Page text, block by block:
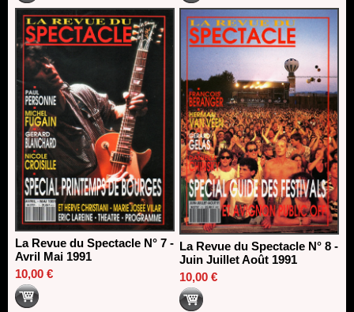
La Revue du Spectacle N° 7 -
Avril Mai 1991
10,00 €
La Revue du Spectacle N° 8 -
Juin Juillet Août 1991
10,00 €